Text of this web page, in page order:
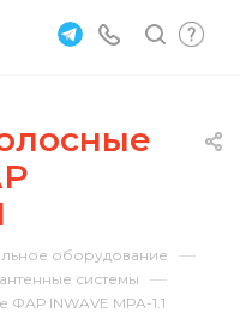
оборудование —
системы —
INWAVE MPA-1.1